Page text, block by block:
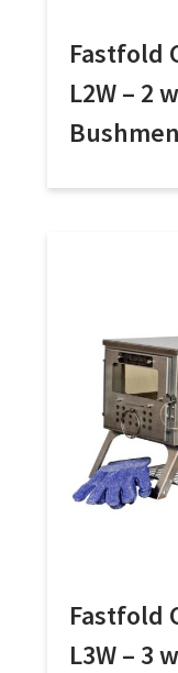
Fastfold
L2W – 2
Bushmen
Fastfold
L3W – 3